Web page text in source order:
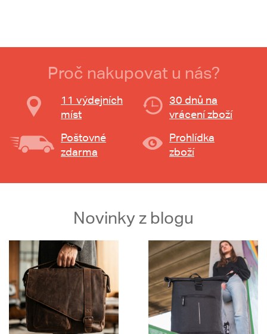
Proč nakupovat u nás?
11 výdejních
míst
30 dnů na
vrácení zboží
Poštovné
zdarma
Prohlídka
zboží
Novinky z blogu